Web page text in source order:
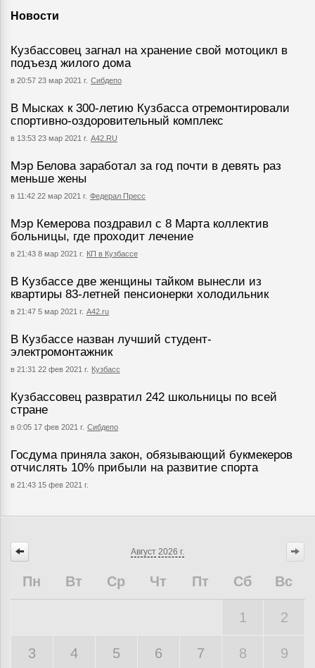
Новости
Кузбассовец загнал на хранение свой мотоцикл в
подъезд жилого дома
в 20:57 23 мар 2021 г. Сибдепо
В Мысках к 300-летию Кузбасса отремонтировали
спортивно-оздоровительный комплекс
в 13:53 23 мар 2021 г. А42.RU
Мэр Белова заработал за год почти в девять раз
меньше жены
в 11:42 22 мар 2021 г. Федерал Пресс
Мэр Кемерова поздравил с 8 Марта коллектив
больницы, где проходит лечение
в 21:43 8 мар 2021 г. КП в Кузбассе
В Кузбассе две женщины тайком вынесли из
квартиры 83-летней пенсионерки холодильник
в 21:47 5 мар 2021 г. А42.ru
В Кузбассе назван лучший студент-
электромонтажник
в 21:31 22 фев 2021 г. Кузбасс
Кузбассовец развратил 242 школьницы по всей
стране
в 0:05 17 фев 2021 г. Сибдепо
Госдума приняла закон, обязывающий букмекеров
отчислять 10% прибыли на развитие спорта
в 21:43 15 фев 2021 г.
Август 2026 г.
Пн Вт Ср Чт Пт Сб Вс
1 2
3 4 5 6 7 8 9